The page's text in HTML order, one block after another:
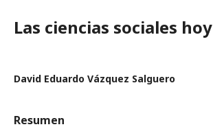
Las ciencias sociales hoy
David Eduardo Vázquez Salguero
Resumen